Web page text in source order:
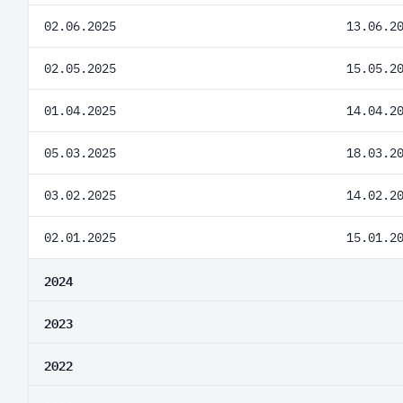
02.06.2025
02.05.2025
01.04.2025
05.03.2025
03.02.2025
02.01.2025
2024
2023
2022